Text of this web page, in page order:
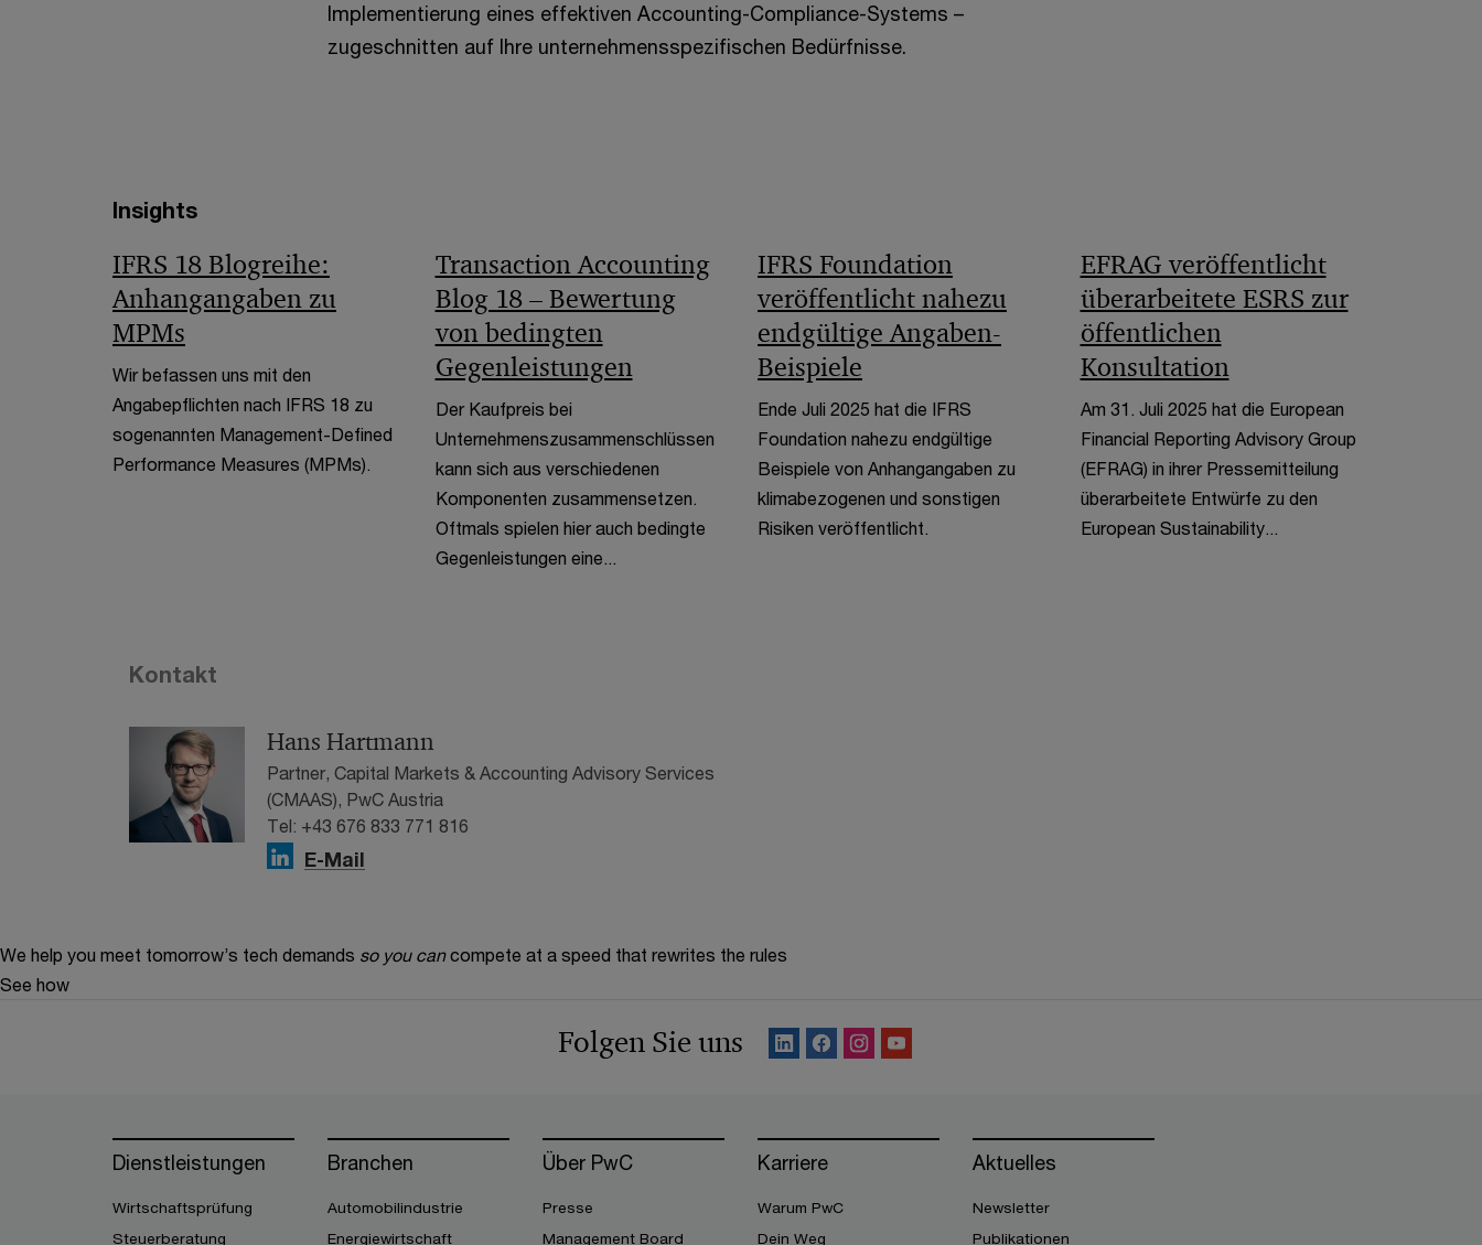
Implementierung eines effektiven Accounting-Compliance-Systems –
zugeschnitten auf Ihre unternehmensspezifischen Bedürfnisse.
Insights
IFRS 18 Blogreihe:
Anhangangaben zu
MPMs
Wir befassen uns mit den
Angabepflichten nach IFRS 18 zu
sogenannten Management-Defined
Performance Measures (MPMs).
Transaction Accounting
Blog 18 – Bewertung
von bedingten
Gegenleistungen
Der Kaufpreis bei
Unternehmenszusammenschlüssen
kann sich aus verschiedenen
Komponenten zusammensetzen.
Oftmals spielen hier auch bedingte
Gegenleistungen eine...
IFRS Foundation
veröffentlicht nahezu
endgültige Angaben-
Beispiele
Ende Juli 2025 hat die IFRS
Foundation nahezu endgültige
Beispiele von Anhangangaben zu
klimabezogenen und sonstigen
Risiken veröffentlicht.
EFRAG veröffentlicht
überarbeitete ESRS zur
öffentlichen
Konsultation
Am 31. Juli 2025 hat die European
Financial Reporting Advisory Group
(EFRAG) in ihrer Pressemitteilung
überarbeitete Entwürfe zu den
European Sustainability...
Kontakt
Hans Hartmann
Partner, Capital Markets & Accounting Advisory Services
(CMAAS), PwC Austria
Tel: +43 676 833 771 816
E-Mail
We help you meet tomorrow’s tech demands so you can compete at a speed that rewrites the rules
See how
Folgen Sie uns
Dienstleistungen
Wirtschaftsprüfung
Steuerberatung
Branchen
Automobilindustrie
Energiewirtschaft
Über PwC
Presse
Management Board
Karriere
Warum PwC
Dein Weg
Aktuelles
Newsletter
Publikationen